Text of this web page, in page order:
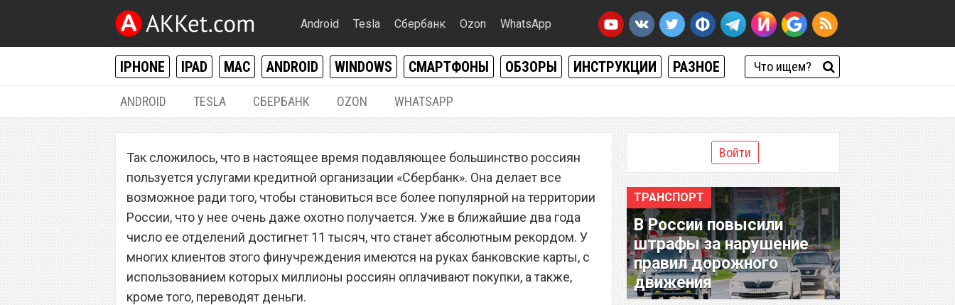
Android Tesla Сбербанк Ozon WhatsApp
IPHONE IPAD MAC ANDROID WINDOWS СМАРТФОНЫ ОБЗОРЫ ИНСТРУКЦИИ РАЗНОЕ
ANDROID TESLA СБЕРБАНК OZON WHATSAPP
«Сбербанк» изменил комиссию за
переводы на банковские карты
Так сложилось, что в настоящее время подавляющее большинство россиян
пользуется услугами кредитной организации «Сбербанк». Она делает все
возможное ради того, чтобы становиться все более популярной на территории
России, что у нее очень даже охотно получается. Уже в ближайшие два года
число ее отделений достигнет 11 тысяч, что станет абсолютным рекордом. У
многих клиентов этого финучреждения имеются на руках банковские карты, с
использованием которых миллионы россиян оплачивают покупки, а также,
кроме того, переводят деньги.
Войти
ТРАНСПОРТ
В России повысили
штрафы за нарушение
правил дорожного
движения